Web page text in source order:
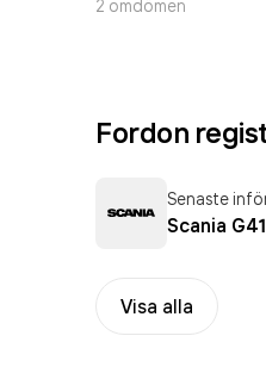
2 omdömen
Fordon
Senaste
Scania
Visa alla